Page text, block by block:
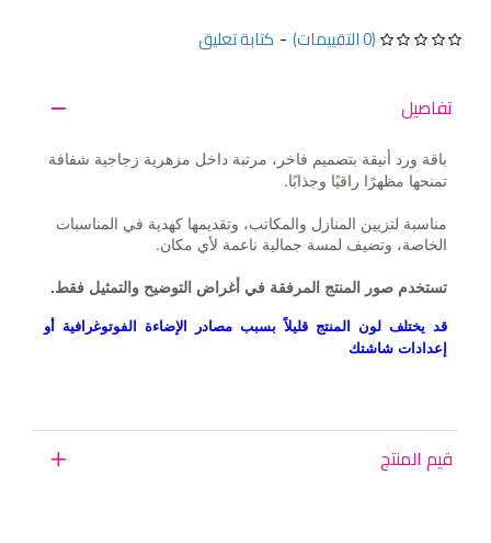
(0 التقييمات) - كتابة تعليق
تفاصيل
باقة ورد أنيقة بتصميم فاخر، مرتبة داخل مزهرية زجاجية شفافة
تمنحها مظهرًا راقيًا وجذابًا.
مناسبة لتزيين المنازل والمكاتب، وتقديمها كهدية في المناسبات
الخاصة، وتضيف لمسة جمالية ناعمة لأي مكان.
تستخدم صور المنتج المرفقة في أغراض التوضيح والتمثيل فقط.
قد يختلف لون المنتج قليلاً بسبب مصادر الإضاءة الفوتوغرافية أو
إعدادات شاشتك
قيم المنتج